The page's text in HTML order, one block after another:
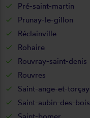
Pré-saint-martin
Prunay-le-gillon
Réclainville
Rohaire
Rouvray-saint-denis
Rouvres
Saint-ange-et-torçay
Saint-aubin-des-bois